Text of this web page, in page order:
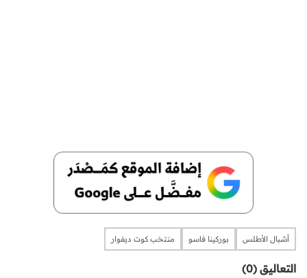
أشبال الأطلس بوركينا فاسو منتخب كوت ديفوار
التعاليق (0)